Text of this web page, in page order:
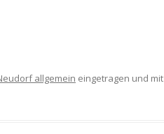
allgemein eingetragen und mit